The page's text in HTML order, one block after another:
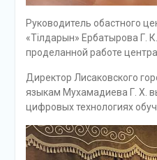
Руководитель обастного
«Тілдарын» Ербатырова Г.
проделанной работе
Директор Лисаковского
языкам Мухамадиева Г. Х.
цифровых технологиях